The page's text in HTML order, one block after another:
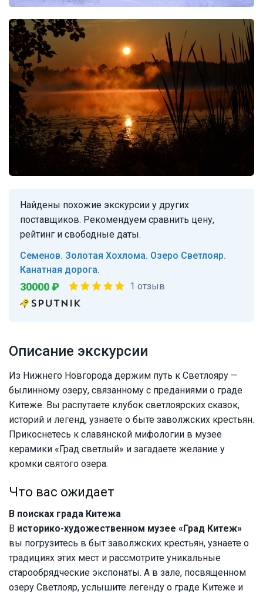
Описание экскурсии
Из Нижнего Новгорода держим путь к Светлояру —
былинному озеру, связанному с преданиями о граде
Китеже. Вы распутаете клубок светлоярских сказок,
историй и легенд, узнаете о быте заволжских крестьян.
Прикоснетесь к славянской мифологии в музее
керамики «Град светлый» и загадаете желание у
кромки святого озера.
Что вас ожидает
В поисках града Китежа
В историко-художественном музее «Град Китеж»
вы погрузитесь в быт заволжских крестьян, узнаете о
традициях этих мест и рассмотрите уникальные
старообрядческие экспонаты. А в зале, посвященном
озеру Светлояр, услышите легенду о граде Китеже и
Найдены похожие экскурсии у других
поставщиков. Рекомендуем сравнить цену,
рейтинг и свободные даты.
Семенов. Золотая Хохлома. Озеро Светлояр.
Канатная дорога.
30000 ₽ 1 отзыв